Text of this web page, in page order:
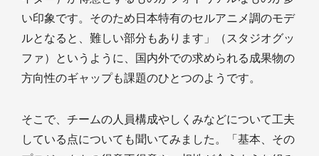
い印象です。そのため日本特有のセルアニメ調のモデ
ルとなると、難しい部分もあります」（スタジオグッ
ファ）というように、国内外での求められる成果物の
方向性のギャップも課題のひとつのようです。
そこで、チームの人員構成やしくみなどについて工夫
している点についても聞いてみました。「基本、その